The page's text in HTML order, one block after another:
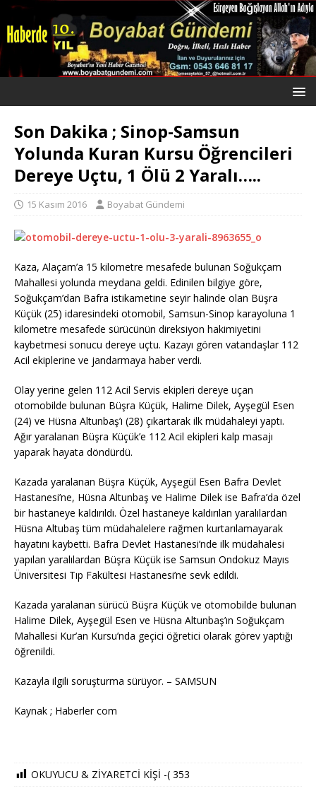
Son Dakika ; Sinop-Samsun
Yolunda Kuran Kursu Öğrencileri
Dereye Uçtu, 1 Ölü 2 Yaralı…..
15 Kasım 2016 Boyabat Gündemi
Kaza, Alaçam’a 15 kilometre mesafede bulunan Soğukçam
Mahallesi yolunda meydana geldi. Edinilen bilgiye göre,
Soğukçam’dan Bafra istikametine seyir halinde olan Büşra
Küçük (25) idaresindeki otomobil, Samsun-Sinop karayoluna 1
kilometre mesafede sürücünün direksiyon hakimiyetini
kaybetmesi sonucu dereye uçtu. Kazayı gören vatandaşlar 112
Acil ekiplerine ve jandarmaya haber verdi.
Olay yerine gelen 112 Acil Servis ekipleri dereye uçan
otomobilde bulunan Büşra Küçük, Halime Dilek, Ayşegül Esen
(24) ve Hüsna Altunbaş’ı (28) çıkartarak ilk müdahaleyi yaptı.
Ağır yaralanan Büşra Küçük’e 112 Acil ekipleri kalp masajı
yaparak hayata döndürdü.
Kazada yaralanan Büşra Küçük, Ayşegül Esen Bafra Devlet
Hastanesi’ne, Hüsna Altunbaş ve Halime Dilek ise Bafra’da özel
bir hastaneye kaldırıldı. Özel hastaneye kaldırılan yaralılardan
Hüsna Altubaş tüm müdahalelere rağmen kurtarılamayarak
hayatını kaybetti. Bafra Devlet Hastanesi’nde ilk müdahalesi
yapılan yaralılardan Büşra Küçük ise Samsun Ondokuz Mayıs
Üniversitesi Tıp Fakültesi Hastanesi’ne sevk edildi.
Kazada yaralanan sürücü Büşra Küçük ve otomobilde bulunan
Halime Dilek, Ayşegül Esen ve Hüsna Altunbaş’ın Soğukçam
Mahallesi Kur’an Kursu’nda geçici öğretici olarak görev yaptığı
öğrenildi.
Kazayla ilgili soruşturma sürüyor. – SAMSUN
Kaynak ; Haberler com
OKUYUCU & ZİYARETCİ KİŞİ -( 353